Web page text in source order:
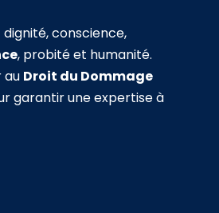
conscience,
, probité et humanité.
au Droit du Dommage
garantir une expertise à